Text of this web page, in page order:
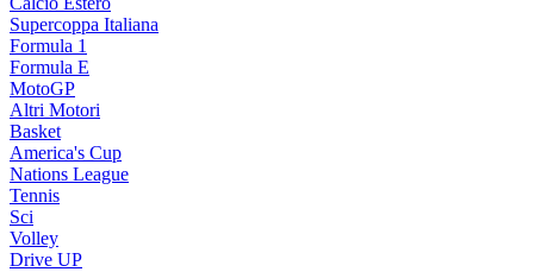
Supercoppa Italiana
Formula 1
Formula E
MotoGP
Altri Motori
Basket
America's Cup
Nations League
Tennis
Sci
Volley
Drive UP